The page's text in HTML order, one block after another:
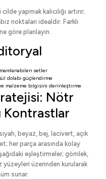
yapmak kalıcılığı artırır;
noktaları idealdir. Farklı
göre planlayın.
setler
dolabı güçlendirme
malzeme bilgisini derinleştirme
Nötr
Kontrastlar
beyaz, bej, lacivert, açık
her parça arasında kolay
eşleştirmeler; gömlek,
üzerinden kurularak
sunar.